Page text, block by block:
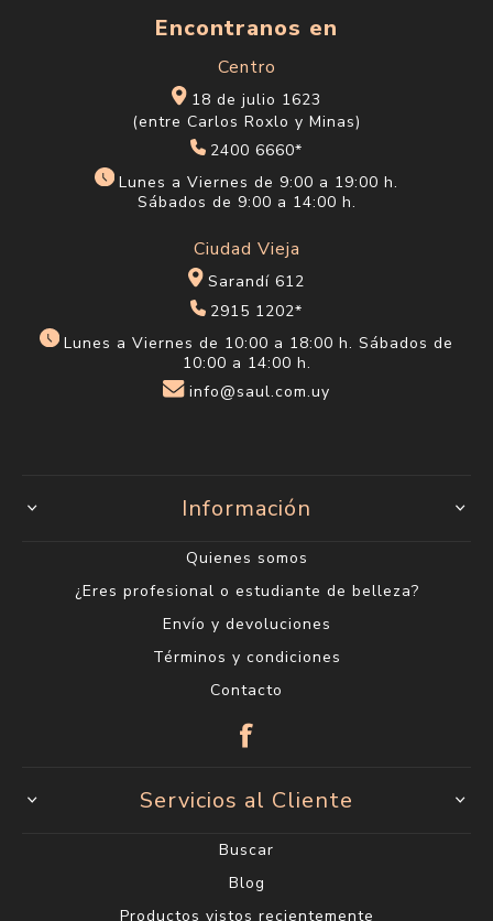
Encontranos en
Centro
18 de julio 1623
(entre Carlos Roxlo y Minas)
2400 6660*
Lunes a Viernes de 9:00 a 19:00 h.
Sábados de 9:00 a 14:00 h.
Ciudad Vieja
Sarandí 612
2915 1202*
Lunes a Viernes de 10:00 a 18:00 h. Sábados de
10:00 a 14:00 h.
info@saul.com.uy
Información
Quienes somos
¿Eres profesional o estudiante de belleza?
Envío y devoluciones
Términos y condiciones
Contacto
Servicios al Cliente
Buscar
Blog
Productos vistos recientemente